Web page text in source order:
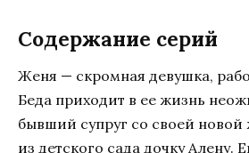
Содержание серий
Женя — скромная девушка,
Беда приходит в ее жизнь
бывший супруг со своей
из детского сада дочку Алену.